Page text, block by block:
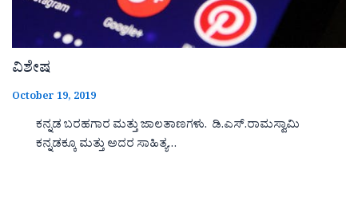
ವಿಶೇಷ
October 19, 2019
ಕನ್ನಡ ಬರಹಗಾರ ಮತ್ತು ಜಾಲತಾಣಗಳು. ಡಿ.ಎಸ್.ರಾಮಸ್ವಾಮಿ
ಕನ್ನಡಕ್ಕೂ ಮತ್ತು ಅದರ ಸಾಹಿತ್ಯ…